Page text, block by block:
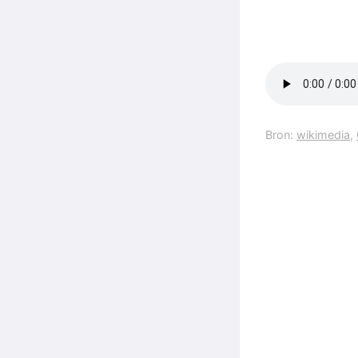
Bron: wikimedia,